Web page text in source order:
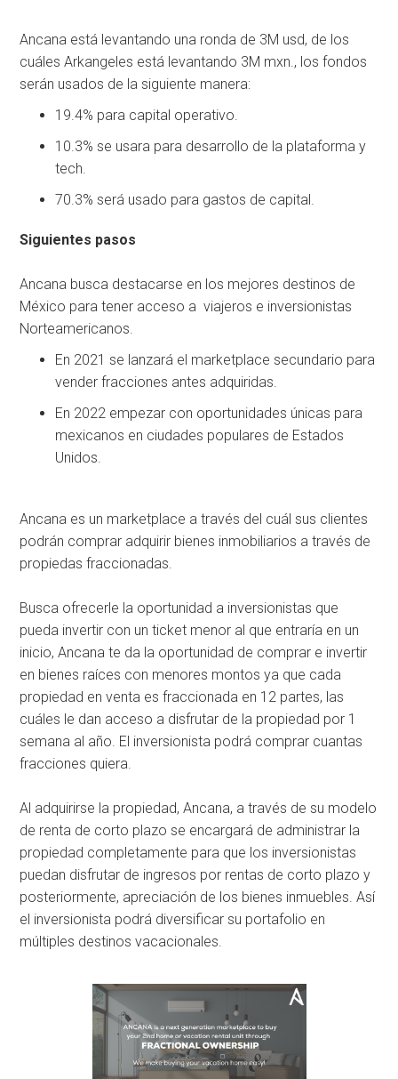
Ancana está levantando una ronda de 3M usd, de los
cuáles Arkangeles está levantando 3M mxn., los fondos
serán usados de la siguiente manera:
19.4% para capital operativo.
10.3% se usara para desarrollo de la plataforma y
tech.
70.3% será usado para gastos de capital.
Siguientes pasos
Ancana busca destacarse en los mejores destinos de
México para tener acceso a viajeros e inversionistas
Norteamericanos.
En 2021 se lanzará el marketplace secundario para
vender fracciones antes adquiridas.
En 2022 empezar con oportunidades únicas para
mexicanos en ciudades populares de Estados
Unidos.
Ancana es un marketplace a través del cuál sus clientes
podrán comprar adquirir bienes inmobiliarios a través de
propiedas fraccionadas.
Busca ofrecerle la oportunidad a inversionistas que
pueda invertir con un ticket menor al que entraría en un
inicio, Ancana te da la oportunidad de comprar e invertir
en bienes raíces con menores montos ya que cada
propiedad en venta es fraccionada en 12 partes, las
cuáles le dan acceso a disfrutar de la propiedad por 1
semana al año. El inversionista podrá comprar cuantas
fracciones quiera.
Al adquirirse la propiedad, Ancana, a través de su modelo
de renta de corto plazo se encargará de administrar la
propiedad completamente para que los inversionistas
puedan disfrutar de ingresos por rentas de corto plazo y
posteriormente, apreciación de los bienes inmuebles. Así
el inversionista podrá diversificar su portafolio en
múltiples destinos vacacionales.